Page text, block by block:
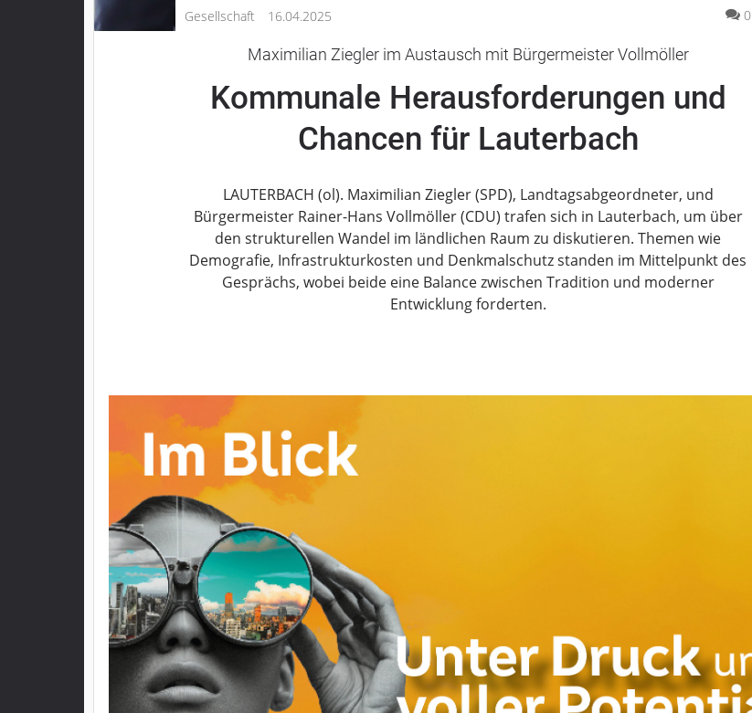
Feldatal
Gießen
Impressum
Datenschutzerklärung
Gesellschaft 16.04.2025 0
Maximilian Ziegler im Austausch mit Bürgermeister Vollmöller
Kommunale Herausforderungen und
Chancen für Lauterbach
LAUTERBACH (ol). Maximilian Ziegler (SPD), Landtagsabgeordneter, und
Bürgermeister Rainer-Hans Vollmöller (CDU) trafen sich in Lauterbach, um über
den strukturellen Wandel im ländlichen Raum zu diskutieren. Themen wie
Demografie, Infrastrukturkosten und Denkmalschutz standen im Mittelpunkt des
Gesprächs, wobei beide eine Balance zwischen Tradition und moderner
Entwicklung forderten.